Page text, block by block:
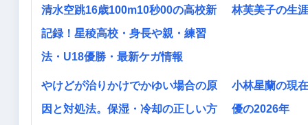
清水空跳16歳100m10秒00の高校新
記録！星稜高校・身長や親・練習
法・U18優勝・最新ケガ情報
林芙美子の生
やけどが治りかけでかゆい場合の原
因と対処法。保湿・冷却の正しい方
小林星蘭の現
優の2026年